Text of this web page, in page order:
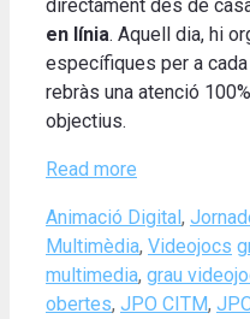
directament des de
en línia. Aquell dia, hi
específiques per a
rebràs una atenció
objectius.
Read more
Categories
Animació Digital ,
Multimèdia, Videojocs
multimedia, grau
obertes, JPO CITM,